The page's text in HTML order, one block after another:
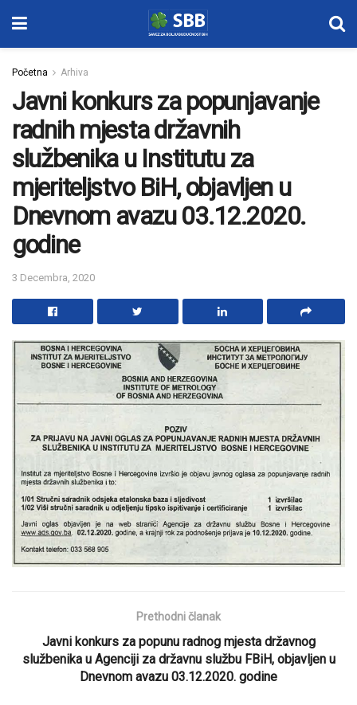
Početna Arhiva
Javni konkurs za popunjavanje
radnih mjesta državnih
službenika u Institutu za
mjeriteljstvo BiH, objavljen u
Dnevnom avazu 03.12.2020.
godine
3 Decembra, 2020
Prethodni članak
Javni konkurs za popunu radnog mjesta državnog
službenika u Agenciji za državnu službu FBiH, objavljen u
Dnevnom avazu 03.12.2020. godine